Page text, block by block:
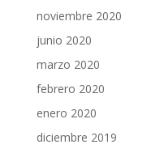
noviembre 2020
junio 2020
marzo 2020
febrero 2020
enero 2020
diciembre 2019